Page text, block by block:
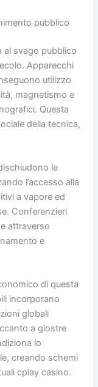
pubblico
al svago pubblico
Apparecchi
utilizzo
magnetismo e
Questa
della tecnica,
le
l’accesso alla
a vapore ed
Conferenzieri
attraverso
e
di questa
incorporano
globali
a giostre
lo
creando schemi
cplay casino.